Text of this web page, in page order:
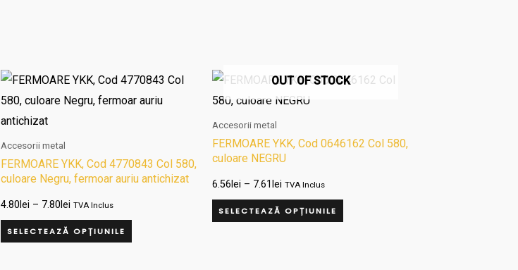
Accesorii metal
FERMOARE YKK, Cod 4770843 Col 580,
culoare Negru, fermoar auriu antichizat
4.80 lei – 7.80 lei
Interval
de
prețuri:
TVA Inclus
SELECTEAZĂ OPȚIUNILE
Acest
produs
multe
variații.
pot
fi
OUT OF STOCK
Accesorii metal
FERMOARE YKK, Cod 0646162 Col 580,
culoare NEGRU
6.56 lei – 7.61 lei
Interval
de
prețuri:
la
7.61lei
TVA Inclus
SELECTEAZĂ OPȚIUNILE
Acest
mai
Opțiunile
pot